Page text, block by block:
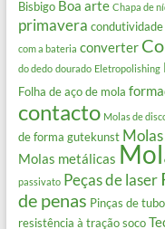
Bisbigo Boa arte Chapa de
primavera condutividade
com a bateria converter
do dedo dourado Eletropolishing
Folha de aço de mola
contacto Molas de
de forma gutekunst
Molas metálicas
passivato Peças de laser
de penas Pinças de tubo
resistência à tração soco